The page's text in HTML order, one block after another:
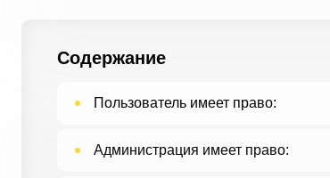
Содержание
Пользователь имеет право:
Администрация имеет право: